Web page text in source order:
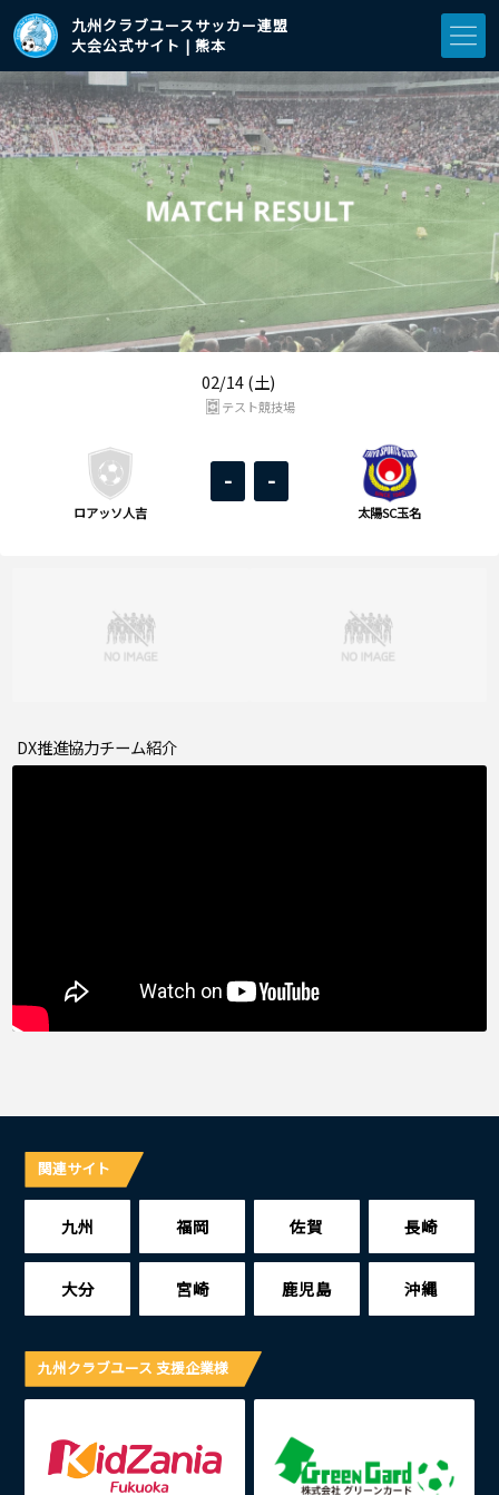
九州クラブユースサッカー連盟
大会公式サイト | 熊本
02/14 (土)
ロアッソ人吉
- -
太陽SC玉名
テスト競技場
DX推進協力チーム紹介
関連サイト
九州 福岡 佐賀 長崎
大分 宮崎 鹿児島 沖縄
九州クラブユース 支援企業様